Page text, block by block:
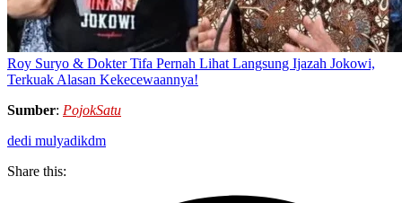
Roy Suryo & Dokter Tifa Pernah Lihat Langsung Ijazah Jokowi,
Terkuak Alasan Kekecewaannya!
Sumber: PojokSatu
dedi mulyadikdm
Share this: